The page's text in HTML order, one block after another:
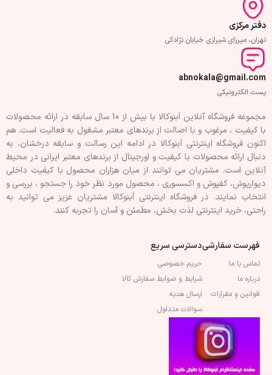
دفتر مرکزی
تهران، میرزای شیرازی خیابان نژادکی
abnokala@gmail.com
پست الکترونیکی
مجموعه فروشگاه آنلاین اَبنوکالا با بیش از 10 سال سابقه در ارائه محصولات
با کيفيت ، مرغوب و با اصالت از برندهای معتبر مشغول به فعاليت است. هم
اکنون فروشگاه اینترنتی اَبنوکالا در ادامه اين رسالت و سابقه درخشان، به
دنبال ارائه محصولات با کيفيت و اورجينال از برندهای معتبر ايرانی در محيط
آنلاين است. مشتريان می توانند از ميان هزاران محصول با کيفيت داخلی
دیوارپوش، کفپوش و اکسسوری ، محصول مورد نظر خود را جستجو ، بررسی و
انتخاب نمايند. در فروشگاه اینترنتی اَبنوکالا مشتريان عزیز می توانيد به
راحتی، خرید اینترنتی لذت بخش، مطمئن و آسان را تجربه کنند.
فهرست سفارشی
تماس با ما
درباره ما
قوانین و مقرارات
دسترسی سریع
حریم خصوصی
شرایط و ضوابط سفارش کالا
ارسال هدیه
سوالات متداول